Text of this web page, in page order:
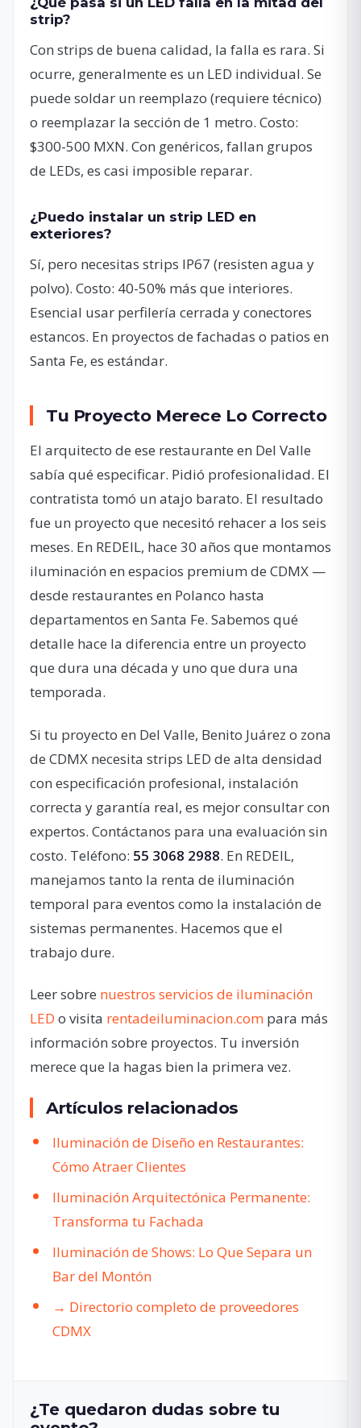
strip?
Con strips de buena calidad, la falla es rara. Si
ocurre, generalmente es un LED individual. Se
puede soldar un reemplazo (requiere técnico)
o reemplazar la sección de 1 metro. Costo:
$300-500 MXN. Con genéricos, fallan grupos
de LEDs, es casi imposible reparar.
¿Puedo instalar un strip LED en
exteriores?
Sí, pero necesitas strips IP67 (resisten agua y
polvo). Costo: 40-50% más que interiores.
Esencial usar perfilería cerrada y conectores
estancos. En proyectos de fachadas o patios en
Santa Fe, es estándar.
Tu Proyecto Merece Lo Correcto
El arquitecto de ese restaurante en Del Valle
sabía qué especificar. Pidió profesionalidad. El
contratista tomó un atajo barato. El resultado
fue un proyecto que necesitó rehacer a los seis
meses. En REDEIL, hace 30 años que montamos
iluminación en espacios premium de CDMX —
desde restaurantes en Polanco hasta
departamentos en Santa Fe. Sabemos qué
detalle hace la diferencia entre un proyecto
que dura una década y uno que dura una
temporada.
Si tu proyecto en Del Valle, Benito Juárez o zona
de CDMX necesita strips LED de alta densidad
con especificación profesional, instalación
correcta y garantía real, es mejor consultar con
expertos. Contáctanos para una evaluación sin
costo. Teléfono: 55 3068 2988. En REDEIL,
manejamos tanto la renta de iluminación
temporal para eventos como la instalación de
sistemas permanentes. Hacemos que el
trabajo dure.
Leer sobre nuestros servicios de iluminación
LED o visita rentadeiluminacion.com para más
información sobre proyectos. Tu inversión
merece que la hagas bien la primera vez.
Artículos relacionados
Iluminación de Diseño en Restaurantes:
Cómo Atraer Clientes
Iluminación Arquitectónica Permanente:
Transforma tu Fachada
Iluminación de Shows: Lo Que Separa un
Bar del Montón
→ Directorio completo de proveedores
CDMX
¿Te quedaron dudas sobre tu